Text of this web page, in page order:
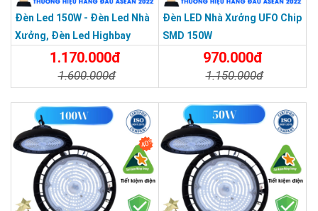
Đèn Led 150W - Đèn Led Nhà
Xưởng, Đèn Led Highbay
1.170.000đ
1.600.000đ
Đèn LED Nhà Xưởng UFO Chip
SMD 150W
970.000đ
1.150.000đ
40%